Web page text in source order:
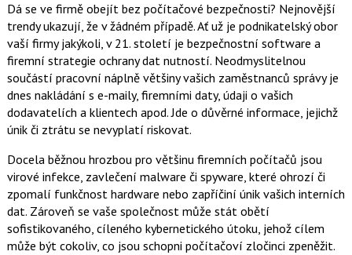
Dá se ve firmě obejít bez počítačové bezpečnosti? Nejnovější
trendy ukazují, že v žádném případě. Ať už je podnikatelský obor
vaší firmy jakýkoli, v 21. století je bezpečnostní software a
firemní strategie ochrany dat nutností. Neodmyslitelnou
součástí pracovní náplně většiny vašich zaměstnanců správy je
dnes nakládání s e-maily, firemními daty, údaji o vašich
dodavatelích a klientech apod. Jde o důvěrné informace, jejichž
únik či ztrátu se nevyplatí riskovat.
Docela běžnou hrozbou pro většinu firemních počítačů jsou
virové infekce, zavlečení malware či spyware, které ohrozí či
zpomalí funkčnost hardware nebo zapříčiní únik vašich interních
dat. Zároveň se vaše společnost může stát obětí
sofistikovaného, cíleného kybernetického útoku, jehož cílem
může být cokoliv, co jsou schopni počítačoví zločinci zpeněžit.